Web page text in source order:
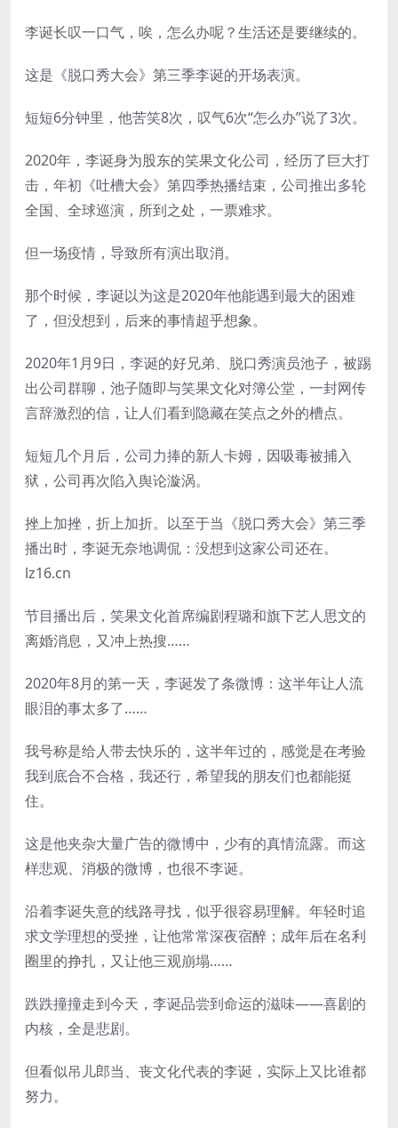
李诞长叹一口气，唉，怎么办呢？生活还是要继续的。
这是《脱口秀大会》第三季李诞的开场表演。
短短6分钟里，他苦笑8次，叹气6次“怎么办”说了3次。
2020年，李诞身为股东的笑果文化公司，经历了巨大打
击，年初《吐槽大会》第四季热播结束，公司推出多轮
全国、全球巡演，所到之处，一票难求。
但一场疫情，导致所有演出取消。
那个时候，李诞以为这是2020年他能遇到最大的困难
了，但没想到，后来的事情超乎想象。
2020年1月9日，李诞的好兄弟、脱口秀演员池子，被踢
出公司群聊，池子随即与笑果文化对簿公堂，一封网传
言辞激烈的信，让人们看到隐藏在笑点之外的槽点。
短短几个月后，公司力捧的新人卡姆，因吸毒被捕入
狱，公司再次陷入舆论漩涡。
挫上加挫，折上加折。以至于当《脱口秀大会》第三季
播出时，李诞无奈地调侃：没想到这家公司还在。
lz16.cn
节目播出后，笑果文化首席编剧程璐和旗下艺人思文的
离婚消息，又冲上热搜……
2020年8月的第一天，李诞发了条微博：这半年让人流
眼泪的事太多了……
我号称是给人带去快乐的，这半年过的，感觉是在考验
我到底合不合格，我还行，希望我的朋友们也都能挺
住。
这是他夹杂大量广告的微博中，少有的真情流露。而这
样悲观、消极的微博，也很不李诞。
沿着李诞失意的线路寻找，似乎很容易理解。年轻时追
求文学理想的受挫，让他常常深夜宿醉；成年后在名利
圈里的挣扎，又让他三观崩塌……
跌跌撞撞走到今天，李诞品尝到命运的滋味——喜剧的
内核，全是悲剧。
但看似吊儿郎当、丧文化代表的李诞，实际上又比谁都
努力。